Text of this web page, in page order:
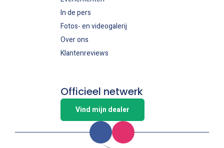
In de pers
Fotos- en videogalerij
Over ons
Klantenreviews
Officieel netwerk
Vind mijn dealer